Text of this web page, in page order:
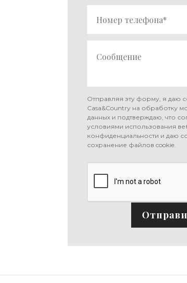
Отправляя эту форму, я даю
Casa&Country на обработку
данных и подтверждаю, что
условиями использования
конфиденциальности и даю
сохранение файлов cookie.